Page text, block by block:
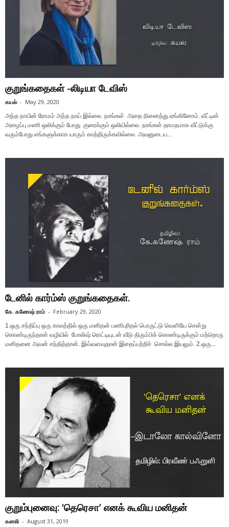
குறுங்கதைகள் -லிடியா டேவிஸ்
கயல் - May 29, 2020
அந்த நாயின் ரோமம் அந்த நாய் இல்லை. நாங்கள் அதை நினைத்து ஏங்கினோம். வீட்டின்
அழைப்பு மணி ஒலிக்கும் போது குரைக்கும் ஒலியில்லை. நாங்கள் தாமதமாக வீட்டுக்கு
வரும்போது எங்களுக்காக யாரும் காத்திருக்கவில்லை. அவனுடைய...
டேனில் கார்ம்ஸ் குறுங்கதைகள்.
கே. கணேஷ் ராம் - February 29, 2020
1.ஒரு சந்திப்பு ஒரு காலத்தில் ஒரு மனிதன் பணிபுரிதல் பொருட்டு வெளியே சென்று
கொண்டிருந்தான் வழியில் போலிஷ் ரொட்டியுடன் வீடு திரும்பிக் கொண்டிருக்கும் மற்றொரு
மனிதனை அவன் சந்தித்தான். இவ்வளவுதான் இதைப்பற்றிச் சொல்ல இயலும். 2.ஒரு...
குறும்புனைவு: ‘தெரெசா’ எனக் கூவிய மனிதன்
கனலி - August 31, 2019